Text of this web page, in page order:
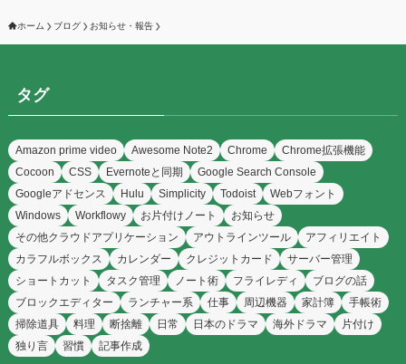
ホーム ブログ お知らせ・報告
タグ
Amazon prime video Awesome Note2 Chrome
Chrome拡張機能
Cocoon
CSS Evernoteと同期
Google Search Console
Googleアドセンス
Hulu Simplicity Todoist
Webフォント
Windows
Workflowy お片付けノート
お知らせ
その他クラウドアプリケーション
アウトラインツール
アフィリエイト
カラフルボックス
カレンダー クレジットカード
サーバー管理
ショートカット
タスク管理 ノート術 フライレディ
ブログの話
ブロックエディター
ランチャー系 仕事 周辺機器 家計簿
手帳術
掃除道具
料理 断捨離 日常 日本のドラマ 海外ドラマ
片付け
独り言
習慣 記事作成